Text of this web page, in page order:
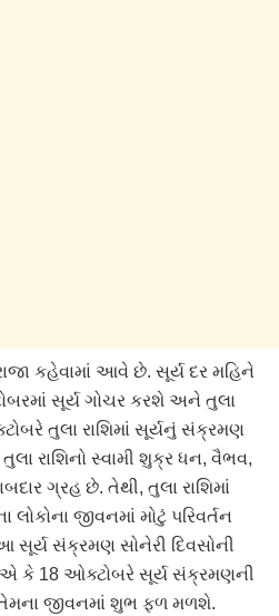
કહેવામાં આવે છે. સૂર્ય દર મહિને
સૂર્ય ગોચર કરશે અને તુલા
તુલા રાશિમાં સૂર્યનું સંક્રમણ
તુલા રાશિનો સ્વામી શુક્ર ધન, વૈભવ,
ગ્રહ છે. તેથી, તુલા રાશિમાં
જીવનમાં મોટું પરિવર્તન
આ સૂર્ય સંક્રમણ સોનેરી દિવસોની
કે 18 ઓક્ટોબરે સૂર્ય સંક્રમણની
તેમના જીવનમાં શુભ ફળ મળશે.